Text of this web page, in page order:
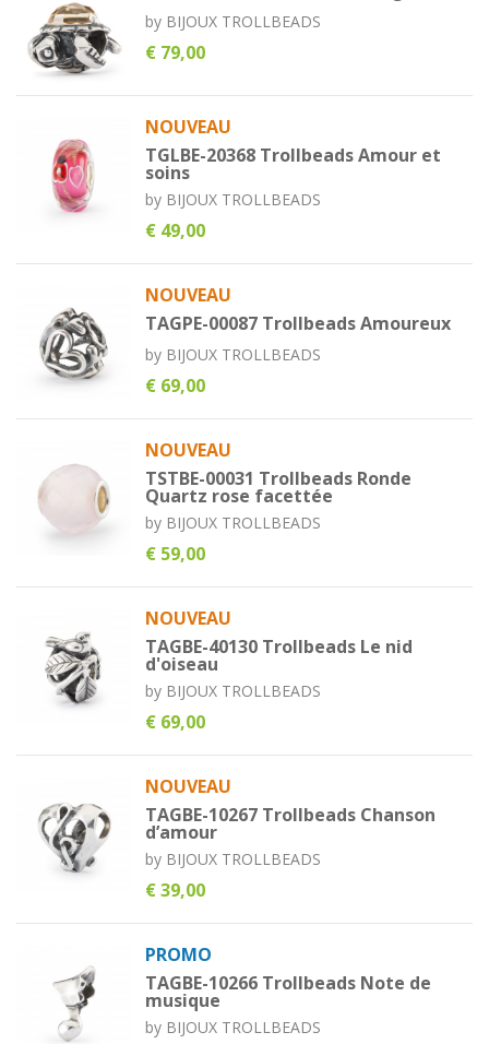
by BIJOUX TROLLBEADS
€ 79,00
NOUVEAU
TGLBE-20368 Trollbeads Amour et
soins
by BIJOUX TROLLBEADS
€ 49,00
NOUVEAU
TAGPE-00087 Trollbeads Amoureux
by BIJOUX TROLLBEADS
€ 69,00
NOUVEAU
TSTBE-00031 Trollbeads Ronde
Quartz rose facettée
by BIJOUX TROLLBEADS
€ 59,00
NOUVEAU
TAGBE-40130 Trollbeads Le nid
d'oiseau
by BIJOUX TROLLBEADS
€ 69,00
NOUVEAU
TAGBE-10267 Trollbeads Chanson
d’amour
by BIJOUX TROLLBEADS
€ 39,00
PROMO
TAGBE-10266 Trollbeads Note de
musique
by BIJOUX TROLLBEADS